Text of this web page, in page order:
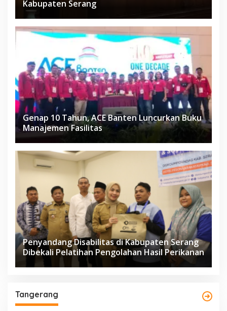
Kabupaten Serang
Genap 10 Tahun, ACE Banten Luncurkan Buku
Manajemen Fasilitas
Penyandang Disabilitas di Kabupaten Serang
Dibekali Pelatihan Pengolahan Hasil Perikanan
Tangerang